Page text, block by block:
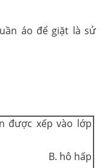
áo để giặt là sử
được xếp vào lớp
hô hấp